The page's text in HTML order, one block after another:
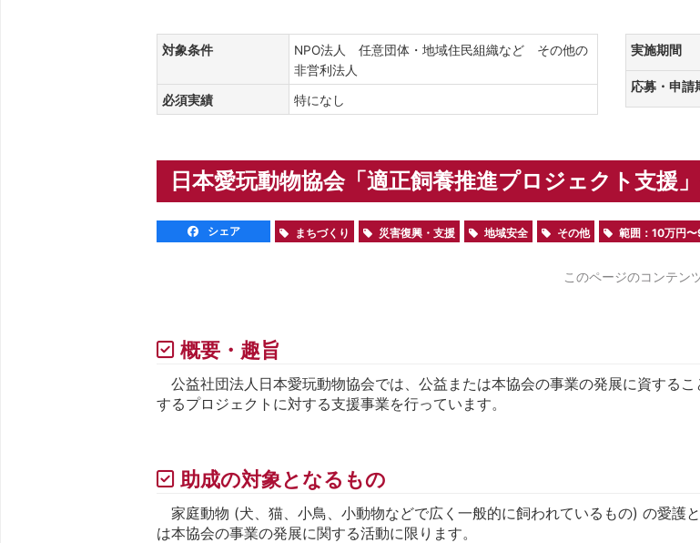
対象条件
NPO法人 任意団体・地域住民組織など その他の
非営利法人
必須実績 特になし
実施期間
応募・申請
日本愛玩動物協会「適正飼養推進プロジェクト支援
シェア まちづくり 災害復興・支援 地域安全 その他 範囲：10万円
このページのコンテン
概要・趣旨
公益社団法人日本愛玩動物協会では、公益または本協会の事業の発展に資する
するプロジェクトに対する支援事業を行っています。
助成の対象となるもの
家庭動物 (犬、猫、小鳥、小動物などで広く一般的に飼われているもの) の愛護
は本協会の事業の発展に関する活動に限ります。